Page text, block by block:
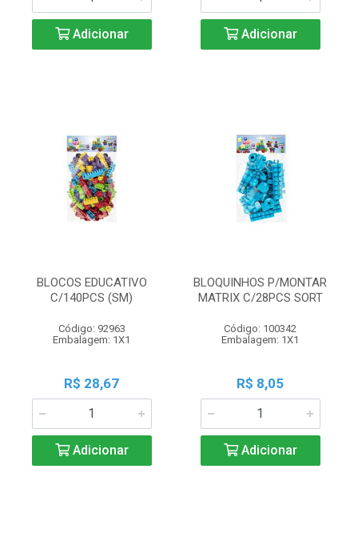
Adicionar Adicionar
BLOCOS EDUCATIVO
C/140PCS (SM)
Código: 92963
Embalagem: 1X1
R$ 28,67
Adicionar
BLOQUINHOS P/MONTAR
MATRIX C/28PCS SORT
Código: 100342
Embalagem: 1X1
R$ 8,05
Adicionar